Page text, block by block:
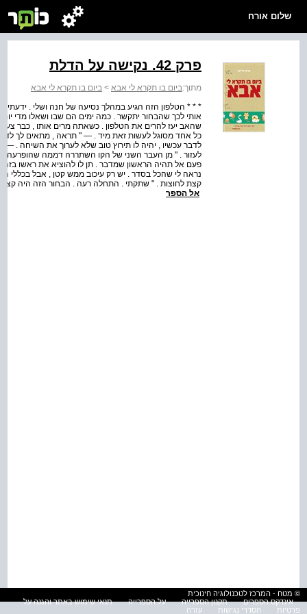
שלום אורח
פרק 42. נקישה על הדלת
מתוך:ביום בו תקרא לי אבא > ביום בו תקרא לי אבא
* * * הטלפון הזה הגיע במהלך נסיעה של חנה ושלי . ידעתי
אותי לכך שהבחור יתקשר . כמה ימים הם שבו ושאלו מדי
שהאב יעז להרים את הטלפון . כשאתה מרים אותו , כבר
כל אחד מסוגל לעשות זאת מיד . — " תראה , מתאים לך
לדבר עכשיו , יהיה לו תירוץ טוב שלא לערוך את השיחה .
לעזור . " מן העבר השני של הקו השתררה דממה שהופרעה
פעם אל תהיה הראשון שמדבר . תן לו להוציא את ראשו
נראה לי שהכל בסדר . יש רק עיכוב ממש קטן , אבל בכללי
קצת לחוצות . " שתקתי . התחלה רעה . הבחור הזה היה
אל הספר
© מטח - המרכז לטכנולוגיה חינוכית
אינדקס הספרים
תקנון הספרייה על הספרייה
תנאי שימוש באתר והגנה על
פרטיות
הסדרי נגישות עזרה